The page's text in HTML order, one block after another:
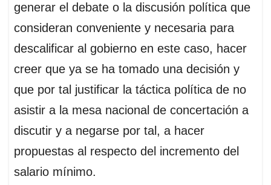
generar el debate o la discusión política que
consideran conveniente y necesaria para
descalificar al gobierno en este caso, hacer
creer que ya se ha tomado una decisión y
que por tal justificar la táctica política de no
asistir a la mesa nacional de concertación a
discutir y a negarse por tal, a hacer
propuestas al respecto del incremento del
salario mínimo.